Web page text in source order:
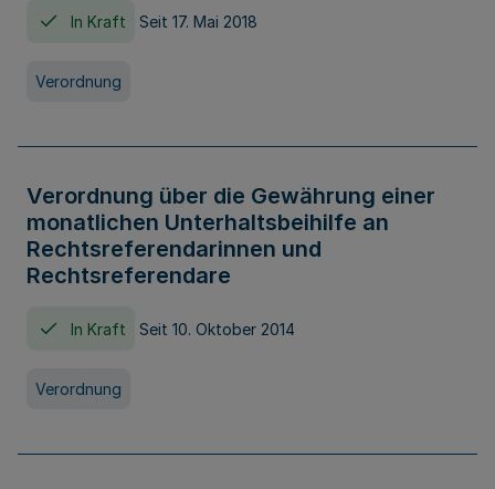
In Kraft Seit 17. Mai 2018
Verordnung
Verordnung über die Gewährung einer
monatlichen Unterhaltsbeihilfe an
Rechtsreferendarinnen und
Rechtsreferendare
In Kraft Seit 10. Oktober 2014
Verordnung